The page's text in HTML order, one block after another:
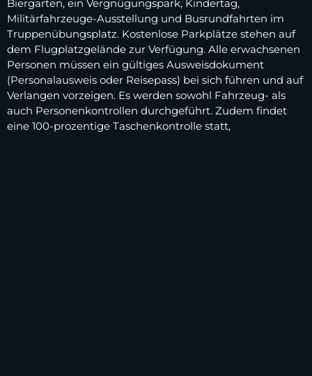
Biergarten, ein Vergnügungspark, Kindertag,
Militärfahrzeuge-Ausstellung und Busrundfahrten im
Truppenübungsplatz. Kostenlose Parkplätze stehen auf
dem Flugplatzgelände zur Verfügung. Alle erwachsenen
Personen müssen ein gültiges Ausweisdokument
(Personalausweis oder Reisepass) bei sich führen und auf
Verlangen vorzeigen. Es werden sowohl Fahrzeug- als
auch Personenkontrollen durchgeführt. Zudem findet
eine 100-prozentige Taschenkontrolle statt,